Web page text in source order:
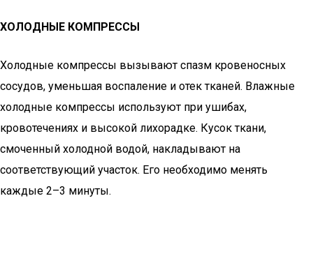
ХОЛОДНЫЕ КОМПРЕССЫ
Холодные компрессы вызывают спазм кровеносных
сосудов, уменьшая воспаление и отек тканей. Влажные
холодные компрессы используют при ушибах,
кровотечениях и высокой лихорадке. Кусок ткани,
смоченный холодной водой, накладывают на
соответствующий участок. Его необходимо менять
каждые 2–3 минуты.